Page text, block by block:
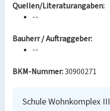
Quellen/Literaturangaben:
--
Bauherr / Auftraggeber:
--
BKM-Nummer:30900271
Schule Wohnkomplex III